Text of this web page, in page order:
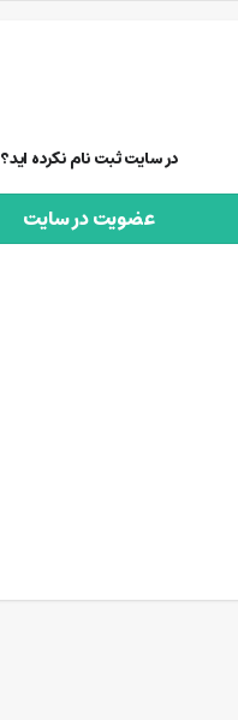
در سایت ثبت نام نکرده اید؟
عضویت در سایت